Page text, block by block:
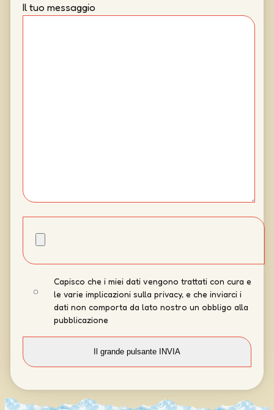
Il tuo messaggio
Capisco che i miei dati vengono trattati con cura e
le varie implicazioni sulla privacy, e che inviarci i
dati non comporta da lato nostro un obbligo alla
pubblicazione